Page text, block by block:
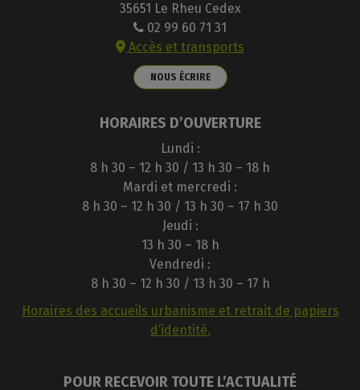
35651 Le Rheu Cedex
02 99 60 71 31
Accès et transports
NOUS ÉCRIRE
HORAIRES D’OUVERTURE
Lundi :
8 h 30 – 12 h 30 / 13 h 30 – 18 h
Mardi et mercredi :
8 h 30 – 12 h 30 / 13 h 30 – 17 h 30
Jeudi :
13 h 30 – 18 h
Vendredi :
8 h 30 – 12 h 30 / 13 h 30 – 17 h
Horaires des accueils urbanisme et retrait de papiers
d’identité.
POUR RECEVOIR TOUTE L’ACTUALITÉ